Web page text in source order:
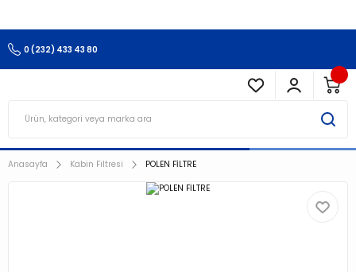
0 (232) 433 43 80
Anasayfa Kabin Filtresi POLEN FİLTRE